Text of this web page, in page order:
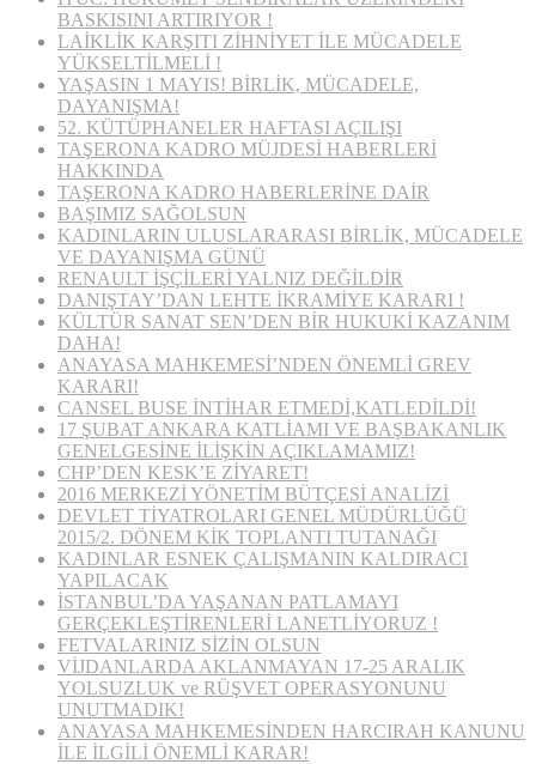
BASKISINI ARTIRIYOR !
LAİKLİK KARŞITI ZİHNİYET İLE MÜCADELE
YÜKSELTİLMELİ !
YAŞASIN 1 MAYIS! BİRLİK, MÜCADELE,
DAYANIŞMA!
52. KÜTÜPHANELER HAFTASI AÇILIŞI
TAŞERONA KADRO MÜJDESİ HABERLERİ
HAKKINDA
TAŞERONA KADRO HABERLERİNE DAİR
BAŞIMIZ SAĞOLSUN
KADINLARIN ULUSLARARASI BİRLİK, MÜCADELE
VE DAYANIŞMA GÜNÜ
RENAULT İŞÇİLERİ YALNIZ DEĞİLDİR
DANIŞTAY’DAN LEHTE İKRAMİYE KARARI !
KÜLTÜR SANAT SEN’DEN BİR HUKUKİ KAZANIM
DAHA!
ANAYASA MAHKEMESİ’NDEN ÖNEMLİ GREV
KARARI!
CANSEL BUSE İNTİHAR ETMEDİ,KATLEDİLDİ!
17 ŞUBAT ANKARA KATLİAMI VE BAŞBAKANLIK
GENELGESİNE İLİŞKİN AÇIKLAMAMIZ!
CHP’DEN KESK’E ZİYARET!
2016 MERKEZİ YÖNETİM BÜTÇESİ ANALİZİ
DEVLET TİYATROLARI GENEL MÜDÜRLÜĞÜ
2015/2. DÖNEM KİK TOPLANTI TUTANAĞI
KADINLAR ESNEK ÇALIŞMANIN KALDIRACI
YAPILACAK
İSTANBUL’DA YAŞANAN PATLAMAYI
GERÇEKLEŞTİRENLERİ LANETLİYORUZ !
FETVALARINIZ SİZİN OLSUN
VİJDANLARDA AKLANMAYAN 17-25 ARALIK
YOLSUZLUK ve RÜŞVET OPERASYONUNU
UNUTMADIK!
ANAYASA MAHKEMESİNDEN HARCIRAH KANUNU
İLE İLGİLİ ÖNEMLİ KARAR!